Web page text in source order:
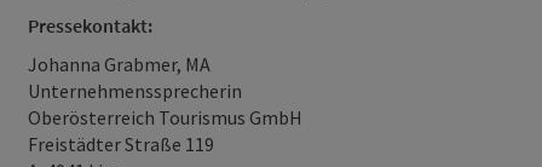
Pressekontakt:
Johanna Grabmer, MA
Unternehmenssprecherin
Oberösterreich Tourismus GmbH
Freistädter Straße 119